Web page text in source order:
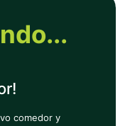
comedor y